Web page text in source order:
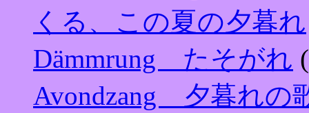
くる、この夏の夕暮れ
Dämmrung たそがれ
Avondzang 夕暮れの